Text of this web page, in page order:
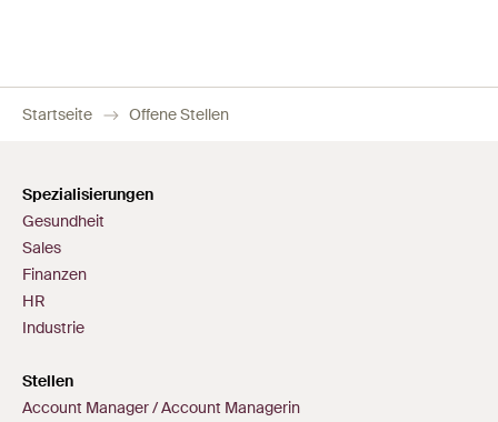
Startseite Offene Stellen
Spezialisierungen
Gesundheit
Sales
Finanzen
HR
Industrie
Stellen
Account Manager / Account Managerin